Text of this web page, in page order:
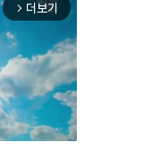
arrow_forward_ios 더보기